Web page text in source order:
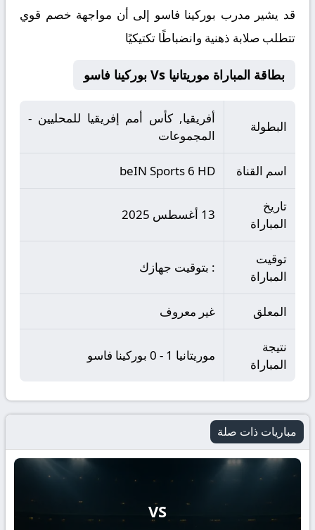
قد يشير مدرب بوركينا فاسو إلى أن مواجهة خصم قوي
تتطلب صلابة ذهنية وانضباطًا تكتيكيًا
بطاقة المباراة موريتانيا Vs بوركينا فاسو
البطولة
أفريقيا, كأس أمم إفريقيا للمحليين -
المجموعات
اسم القناة beIN Sports 6 HD
تاريخ
المباراة
13 أغسطس 2025
توقيت
المباراة
: بتوقيت جهازك
المعلق غير معروف
نتيجة
المباراة
موريتانيا 1 - 0 بوركينا فاسو
مباريات ذات صلة
VS